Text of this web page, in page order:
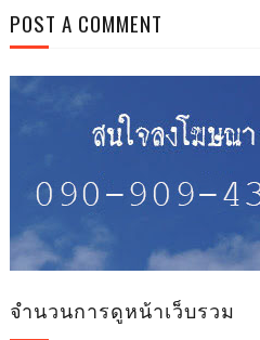
POST A COMMENT
จำนวนการดูหน้าเว็บรวม